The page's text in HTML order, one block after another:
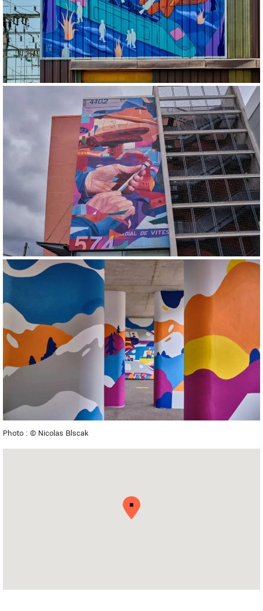
Photo : © Nicolas Blscak